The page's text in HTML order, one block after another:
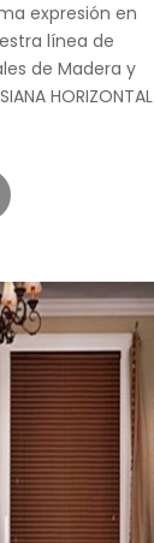
expresión en
línea de
de Madera y
HORIZONTAL